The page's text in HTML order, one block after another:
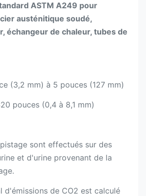
ASTM A249 pour
austénitique soudé,
échangeur de chaleur, tubes de
(3,2 mm) à 5 pouces (127 mm)
pouces (0,4 à 8,1 mm)
sont effectués sur des
et d'urine provenant de la
d'émissions de CO2 est calculé